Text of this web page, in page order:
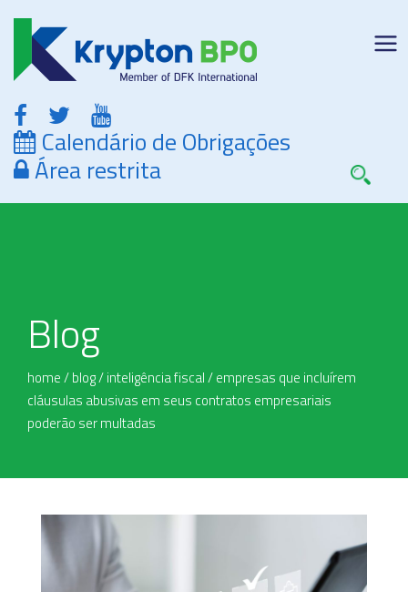
Calendário de Obrigações
Área restrita
Blog
home/blog/inteligência fiscal/empresas que incluírem
cláusulas abusivas em seus contratos empresariais
poderão ser multadas